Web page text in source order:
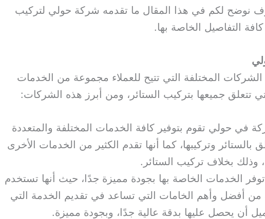
نوضح لكم في هذا المقال ما تقدمه شركة حولي لتركيب
التفاصيل الخاصة بها.
المختلفة التي تتيح للعملاء مجموعة من الخدمات
تتعلق جميعها بتركيب الستائر، ومن أبرز هذه الشركات:
في حولي تقوم بتوفير كافة الخدمات المختلفة والمتعددة
بالستائر وتركيبها، كما أنها تقدم الكثير من الخدمات الأخرى
وذلك بخلاف تركيب الستائر.
الخدمات الخاصة بها بجودة مميزة جدًا، حيث أنها تستخدم
أفضل وأهم الخامات التي تساعد في تقديم الخدمة التي
أن يحصل عليها بدقة عالية جدًا، وبجودة مميزة.